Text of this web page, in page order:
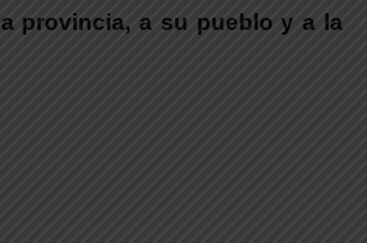
provincia, a su pueblo y a la